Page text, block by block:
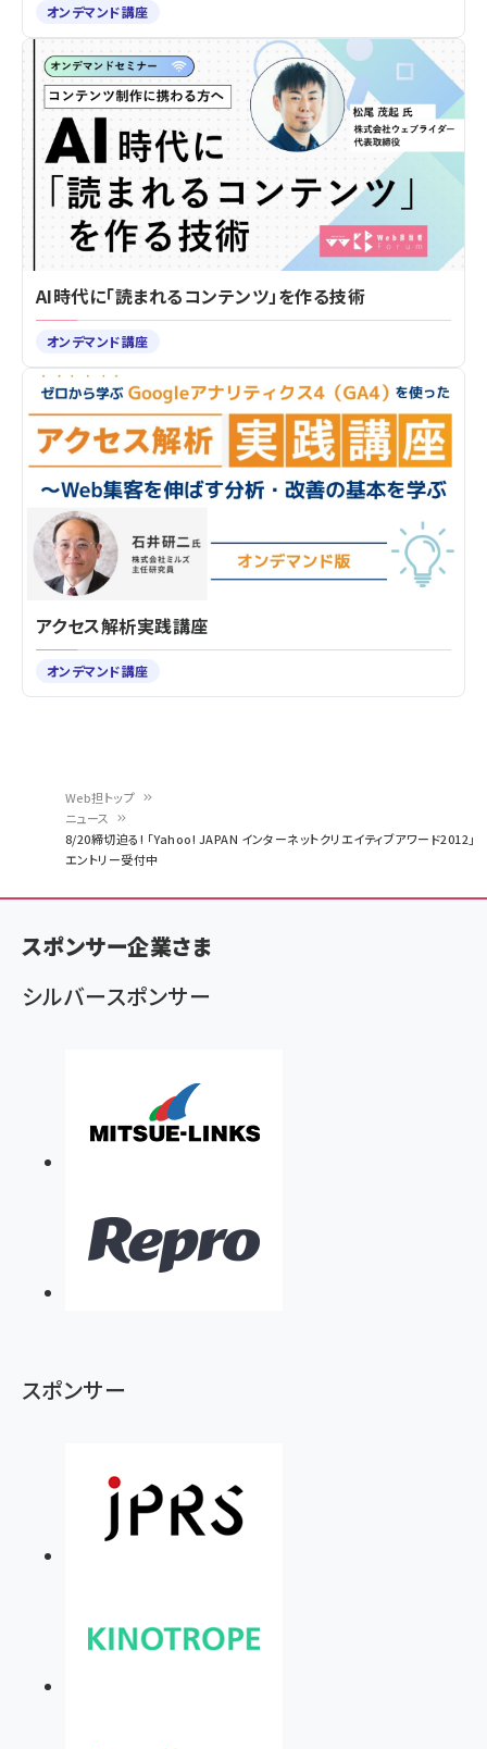
く
ず
Web担トップ
ニュース
8/20締切迫る! 「Yahoo! JAPAN インターネットクリエイティブアワード2012」
エントリー受付中
オンデマンド講座
AI時代に「読まれるコンテンツ」を作る技術
オンデマンド講座
アクセス解析実践講座
オンデマンド講座
スポンサー企業さま
シルバースポンサー
スポンサー